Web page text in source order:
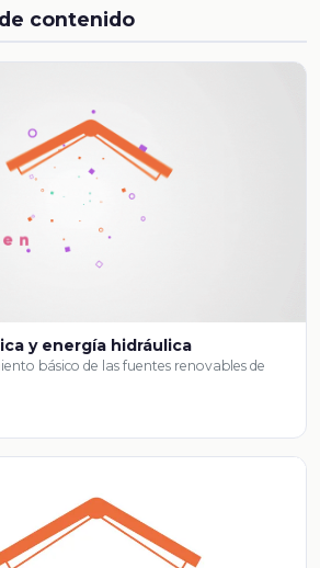
contenido
y energía hidráulica
básico de las fuentes renovables de